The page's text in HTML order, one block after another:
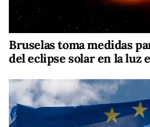
Bruselas toma medidas
del eclipse solar en la luz